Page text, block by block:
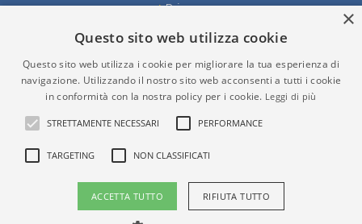
Privacy
Contattaci
STRUMENTI
RISULTATI DELLA RICERCA
P.IVA (VAT) IT02276970965
Copyright © 2026 Verzolla. Tutti i diritti riservati
nopCommerce
×
Questo sito web utilizza cookie
Questo sito web utilizza i cookie per migliorare la tua esperienza di
navigazione. Utilizzando il nostro sito web acconsenti a tutti i cookie
in conformità con la nostra policy per i cookie. Leggi di più
STRETTAMENTE NECESSARI PERFORMANCE
TARGETING NON CLASSIFICATI
ACCETTA TUTTO RIFIUTA TUTTO